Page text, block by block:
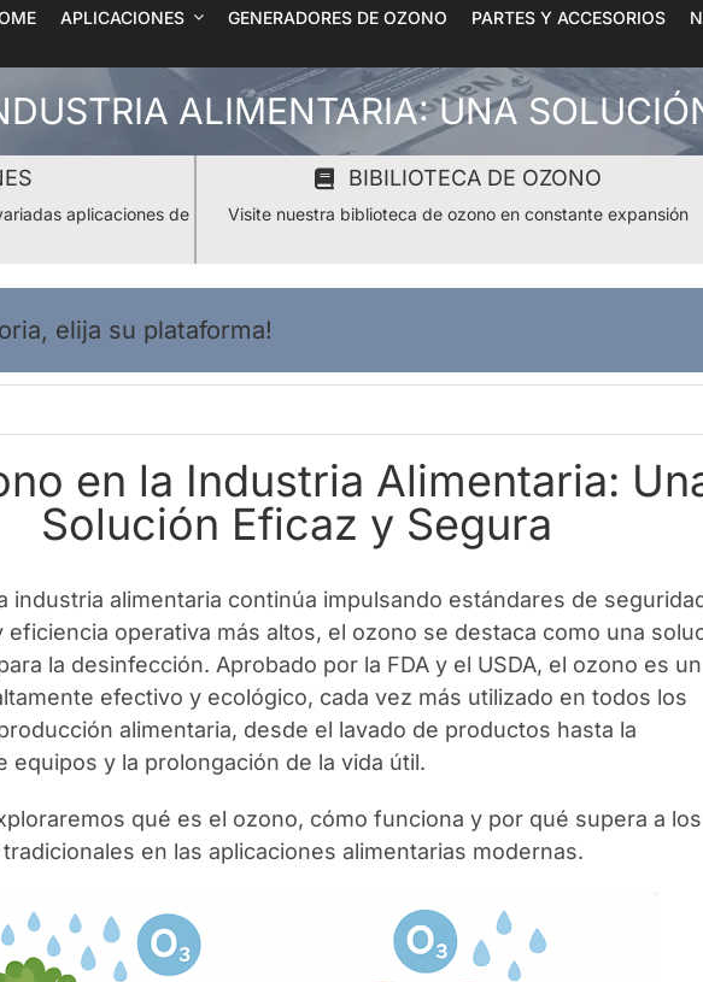
APLICACIONES GENERADORES DE OZONO PARTES Y ACCESORIOS
ALIMENTARIA: UNA
aplicaciones de
BIBILIOTECA DE OZONO
Visite nuestra biblioteca de ozono en constante expansión
elija su plataforma!
en la Industria Alimentaria:
Solución Eficaz y Segura
industria alimentaria continúa impulsando estándares de
eficiencia operativa más altos, el ozono se destaca como una
la desinfección. Aprobado por la FDA y el USDA, el ozono es un
efectivo y ecológico, cada vez más utilizado en todos los
alimentaria, desde el lavado de productos hasta la
equipos y la prolongación de la vida útil.
qué es el ozono, cómo funciona y por qué supera a los
en las aplicaciones alimentarias modernas.